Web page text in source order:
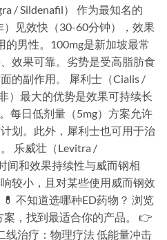
/ Sildenafil） 作为最知名的
见效快（30-60分钟），效果
男性。100mg是新加坡最常
效果可靠。劣势是受高脂肪食
的副作用。 犀利士（Cialis /
）最大的优势是效果可持续长
每日低剂量（5mg）方案允许
划。此外，犀利士也可用于治
乐威壮（Levitra /
间和效果持续性与威而钢相
较小，且对某些使用威而钢效
不知道选哪种ED药物？ 浏览
案，找到最适合你的产品。 👉
线治疗：物理疗法 低能量冲击